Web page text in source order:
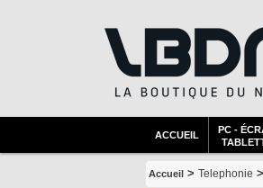
ACCUEIL
PC -
Accueil > Telephonie >